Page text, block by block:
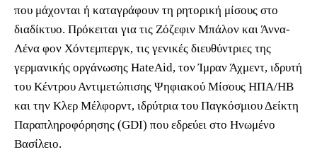
που μάχονται ή καταγράφουν τη ρητορική μίσους στο
διαδίκτυο. Πρόκειται για τις Ζόζεφιν Μπάλον και Άννα-
Λένα φον Χόντεμπεργκ, τις γενικές διευθύντριες της
γερμανικής οργάνωσης HateAid, τον Ίμραν Άχμεντ, ιδρυτή
του Κέντρου Αντιμετώπισης Ψηφιακού Μίσους ΗΠΑ/ΗΒ
και την Κλερ Μέλφορντ, ιδρύτρια του Παγκόσμιου Δείκτη
Παραπληροφόρησης (GDI) που εδρεύει στο Ηνωμένο
Βασίλειο.